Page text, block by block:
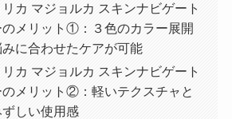
カ マジョルカ スキンナビゲート
のメリット①：３色のカラー展開
に合わせたケアが可能
カ マジョルカ スキンナビゲート
のメリット②：軽いテクスチャと
しい使用感